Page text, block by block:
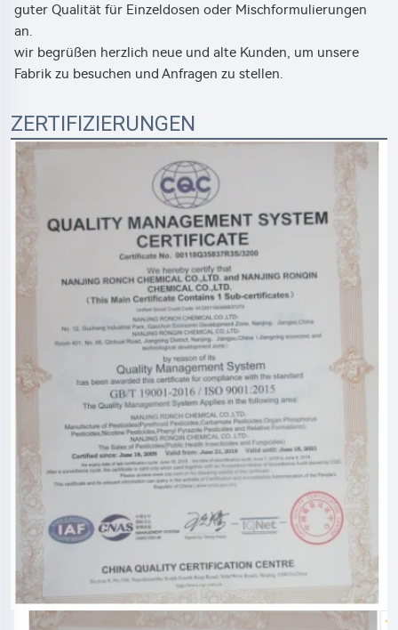
guter Qualität für Einzeldosen oder Mischformulierungen
an.
wir begrüßen herzlich neue und alte Kunden, um unsere
Fabrik zu besuchen und Anfragen zu stellen.
ZERTIFIZIERUNGEN